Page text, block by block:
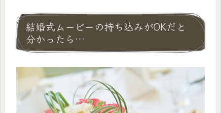
結婚式ムービーの持ち込みがOKだと
分かったら…